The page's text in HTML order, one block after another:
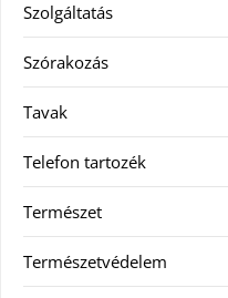
Szolgáltatás
Szórakozás
Tavak
Telefon tartozék
Természet
Természetvédelem